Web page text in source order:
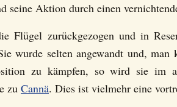
seine Aktion durch einen
Flügel zurückgezogen und in
wurde selten angewandt und, man
zu kämpfen, so wird sie im
zu Cannä. Dies ist vielmehr eine